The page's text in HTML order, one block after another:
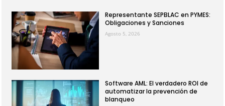
Representante SEPBLAC en PYMES:
Obligaciones y Sanciones
Agosto 5, 2026
Software AML: El verdadero ROI de
automatizar la prevención de
blanqueo